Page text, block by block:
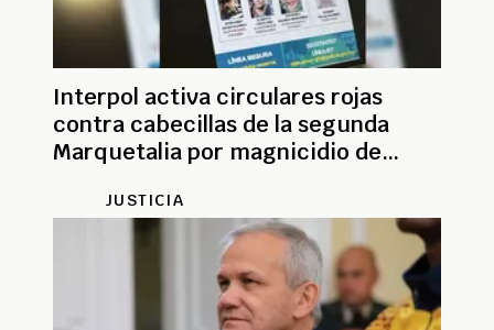
Interpol activa circulares rojas
contra cabecillas de la segunda
Marquetalia por magnicidio de
JUSTICIA